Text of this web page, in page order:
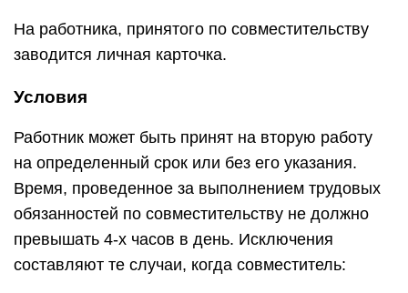
На работника, принятого по совместительству
заводится личная карточка.
Условия
Работник может быть принят на вторую работу
на определенный срок или без его указания.
Время, проведенное за выполнением трудовых
обязанностей по совместительству не должно
превышать 4-х часов в день. Исключения
составляют те случаи, когда совместитель: